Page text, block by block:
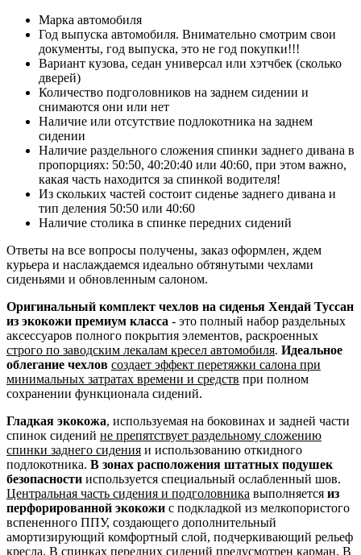
Марка автомобиля
Год выпуска автомобиля. Внимательно смотрим свои
документы, год выпуска, это не год покупки!!!
Вариант кузова, седан универсал или хэтчбек (сколько
дверей)
Количество подголовников на заднем сидении и
снимаются они или нет
Наличие или отсутствие подлокотника на заднем
сидении
Наличие раздельного сложения спинки заднего дивана в
пропорциях: 50:50, 40:20:40 или 40:60, при этом важно,
какая часть находится за спинкой водителя!
Из скольких частей состоит сиденье заднего дивана и
тип деления 50:50 или 40:60
Наличие столика в спинке передних сидений
Ответы на все вопросы получены, заказ оформлен, ждем
курьера и наслаждаемся идеально обтянутыми чехлами
сиденьями и обновленным салоном.
Оригинальный комплект чехлов на сиденья Хендай Туссан
из экокожи премиум класса - это полный набор раздельных
аксессуаров полного покрытия элементов, раскроенных
строго по заводским лекалам кресел автомобиля. Идеальное
облегание чехлов создает эффект перетяжки салона при
минимальных затратах времени и средств при полном
сохранении функционала сидений.
Гладкая экокожа, используемая на боковинах и задней части
спинок сидений не препятствует раздельному сложению
спинки заднего сидения и использованию откидного
подлокотника. В зонах расположения штатных подушек
безопасности используется специальный ослабленный шов.
Центральная часть сидения и подголовника выполняется из
перфорированной экокожи с подкладкой из мелкопористого
вспененного ППУ, создающего дополнительный
амортизирующий комфортный слой, подчеркивающий рельеф
кресла. В спинках передних сидений предусмотрен карман. В